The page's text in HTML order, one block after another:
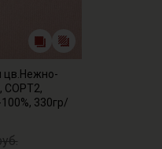
цв.Нежно-
СОРТ2,
330гр/